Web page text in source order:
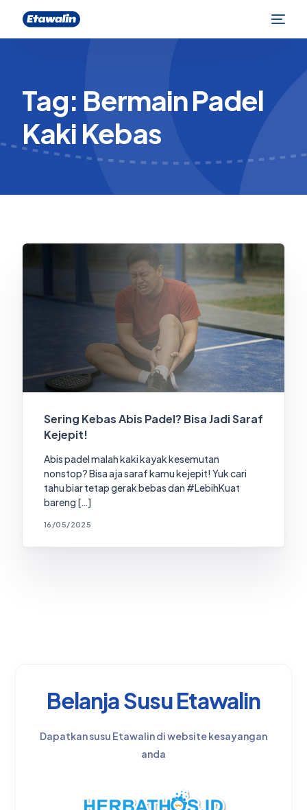
Tag: Bermain Padel
Kaki Kebas
Sering Kebas Abis Padel? Bisa Jadi Saraf
Kejepit!
Abis padel malah kaki kayak kesemutan
nonstop? Bisa aja saraf kamu kejepit! Yuk cari
tahu biar tetap gerak bebas dan #LebihKuat
bareng […]
16/05/2025
Belanja Susu Etawalin
Dapatkan susu Etawalin di website kesayangan
anda